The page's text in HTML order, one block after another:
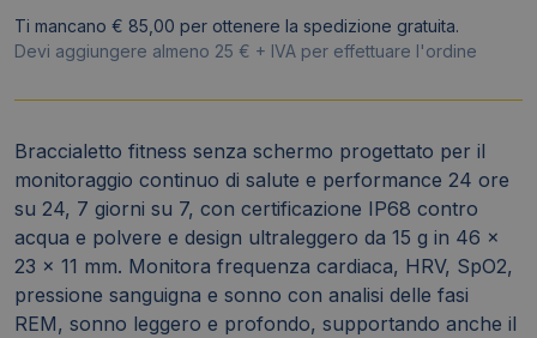
doppio
cinturino
e
quantità
Ti mancano € 85,00 per ottenere la spedizione gratuita.
Devi aggiungere almeno 25 € + IVA per effettuare l'ordine
Braccialetto fitness senza schermo progettato per il
monitoraggio continuo di salute e performance 24 ore
su 24, 7 giorni su 7, con certificazione IP68 contro
acqua e polvere e design ultraleggero da 15 g in 46 x
23 x 11 mm. Monitora frequenza cardiaca, HRV, SpO2,
pressione sanguigna e sonno con analisi delle fasi
REM, sonno leggero e profondo, supportando anche il